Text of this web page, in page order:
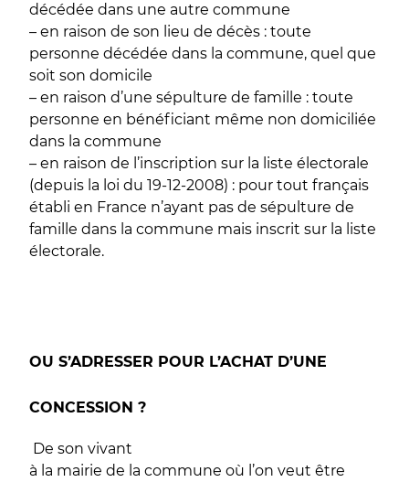
décédée dans une autre commune
– en raison de son lieu de décès : toute
personne décédée dans la commune, quel que
soit son domicile
– en raison d’une sépulture de famille : toute
personne en bénéficiant même non domiciliée
dans la commune
– en raison de l’inscription sur la liste électorale
(depuis la loi du 19-12-2008) : pour tout français
établi en France n’ayant pas de sépulture de
famille dans la commune mais inscrit sur la liste
électorale.
OU S’ADRESSER POUR L’ACHAT D’UNE
CONCESSION ?
De son vivant
à la mairie de la commune où l’on veut être